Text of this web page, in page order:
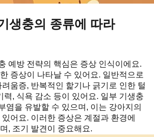
생충의 종류에 따라
예방 전략의 핵심은 증상 인식이에요.
증상이 나타날 수 있어요. 일반적으로
움증, 반복적인 핥기나 긁기로 인한 털
력, 식욕 감소 등이 있어요. 일부 기생충
염을 유발할 수 있으며, 이는 강아지의
어요. 이러한 증상은 계절과 환경에
, 조기 발견이 중요해요.